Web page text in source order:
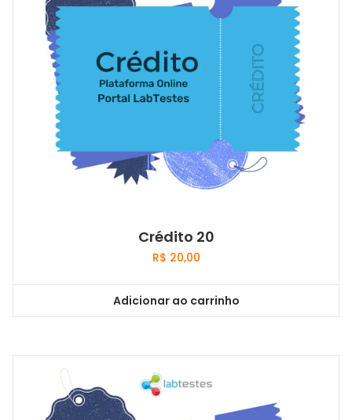
Crédito 20
R$ 20,00
Adicionar ao carrinho